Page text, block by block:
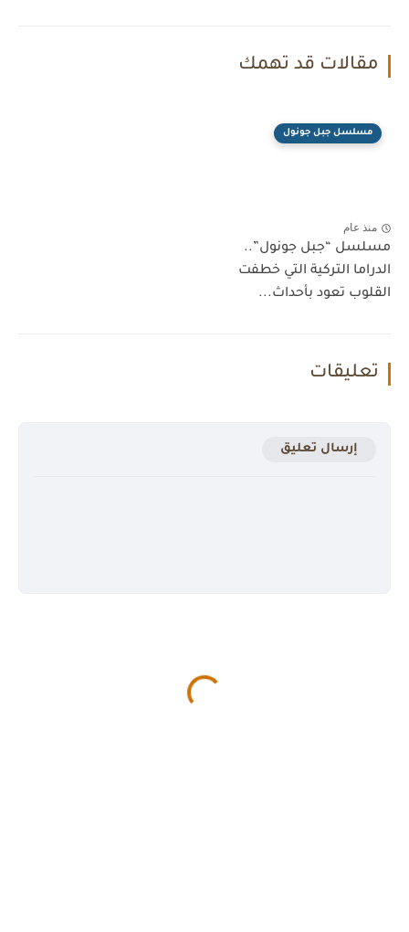
مقالات قد تهمك
مسلسل جبل جونول
منذ عام
مسلسل “جبل جونول”..
الدراما التركية التي خطفت
القلوب تعود بأحداث...
تعليقات
إرسال تعليق